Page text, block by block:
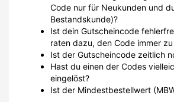
Code nur für Neukunden und
Bestandskunde)?
Ist dein Gutscheincode
raten dazu, den Code immer
Ist der Gutscheincode zeitlich
Hast du einen der Codes
eingelöst?
Ist der Mindestbestellwert